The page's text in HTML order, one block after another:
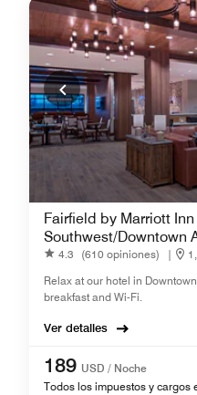
Fairfield by Marriott
Southwest/Downtown
4.3 (610 opiniones) |
Relax at our hotel in
breakfast and Wi-Fi.
Ver detalles
189 USD / Noche
Todos los impuestos y cargos